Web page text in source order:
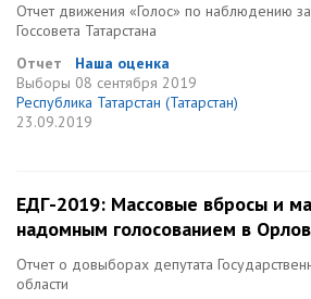
Отчет движения «Голос» по наблюдению
Госсовета Татарстана
Отчет
Наша оценка
Выборы 08 сентября 2019
Республика Татарстан (Татарстан)
23.09.2019
ЕДГ-2019: Массовые вбросы и
надомным голосованием в
Отчет о довыборах депутата
области